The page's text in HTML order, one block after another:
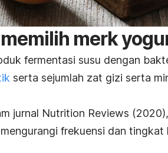
merk
fermentasi susu dengan
serta sejumlah zat gizi serta
jurnal Nutrition Reviews
frekuensi dan tingkat